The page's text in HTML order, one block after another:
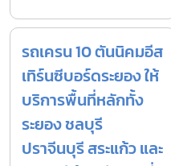
รถเครน 10 ตันนิคมอีส
เทิร์นซีบอร์ดระยอง ให้
บริการพื้นที่หลักทั้ง
ระยอง ชลบุรี
ปราจีนบุรี สระแก้ว และ